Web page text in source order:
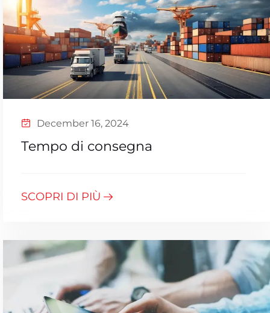
December 16, 2024
Tempo di consegna
SCOPRI DI PIÙ